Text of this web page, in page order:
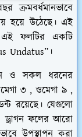
ক্রমবর্ধমানভাবে
হয়ে উঠেছে। এই
এই ফলটির একটি
Undatus”।
ও সকল ধরনের
৩ , ওমেগা ৯ ,
রয়েছে। যেগুলো
ড্রাগন ফলের আরো
উপস্থাপন করা